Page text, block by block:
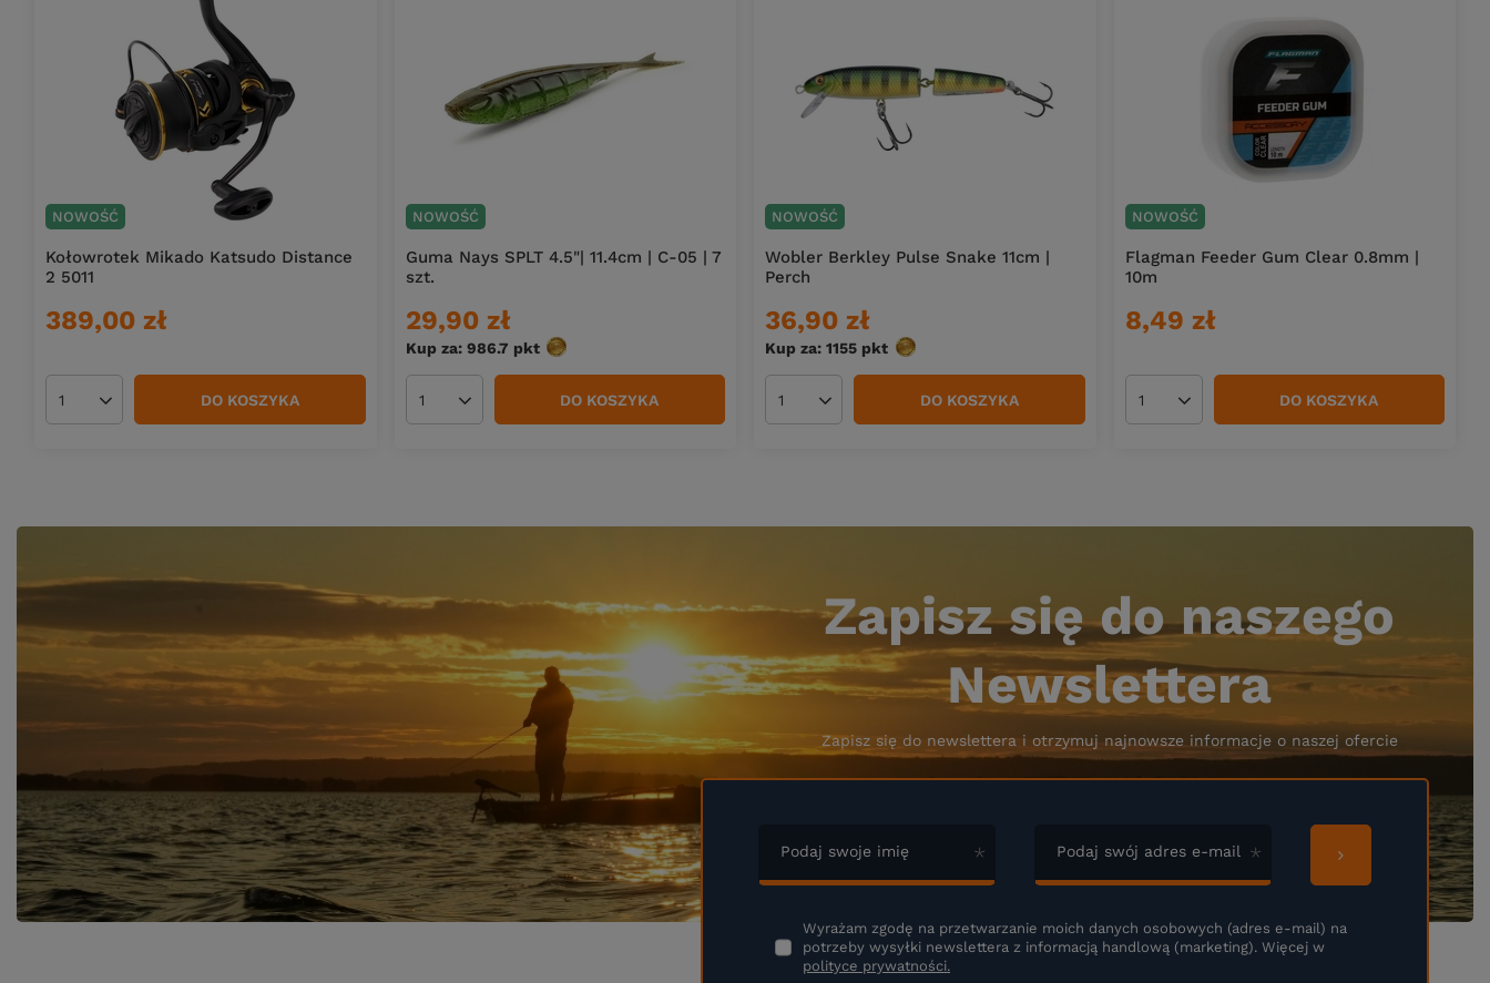
NOWOŚĆ
Kołowrotek Mikado Katsudo Distance
2 5011
389,00 zł
Ilość produktów DO KOSZYKA
NOWOŚĆ
Guma Nays SPLT 4.5"| 11.4cm | C-05 | 7
szt.
29,90 zł
Kup za: 986.7 pktpunktów
Ilość produktów DO KOSZYKA
NOWOŚĆ
Wobler Berkley Pulse Snake 11cm |
Perch
36,90 zł
Kup za: 1155 pkt punktów
Ilość produktów DO KOSZYKA
NOWOŚĆ
Flagman Feeder Gum Clear 0.8mm |
10m
8,49 zł
Ilość produktów DO KOSZYKA
Zapisz się do naszego
Newslettera
Zapisz się do newslettera i otrzymuj najnowsze informacje o naszej ofercie
Podaj swoje imię Podaj swój adres e-mail
Wyrażam zgodę na przetwarzanie moich danych osobowych (adres e-mail) na
potrzeby wysyłki newslettera z informacją handlową (marketing). Więcej w
polityce prywatności.